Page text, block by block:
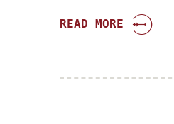
READ MORE